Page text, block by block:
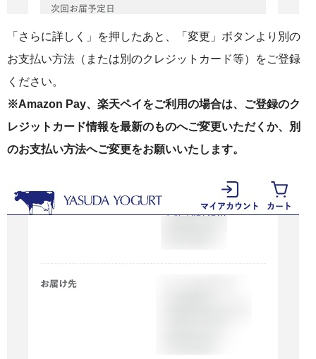
「さらに詳しく」を押したあと、「変更」ボタンより別の
お支払い方法（または別のクレジットカード等）をご登録
ください。
※Amazon Pay、楽天ペイをご利用の場合は、ご登録のク
レジットカード情報を最新のものへご変更いただくか、別
のお支払い方法へご変更をお願いいたします。